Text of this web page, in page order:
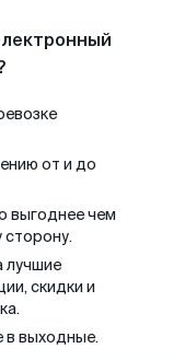
от и до
выгоднее чем
сторону.
лучшие
скидки и
в выходные.